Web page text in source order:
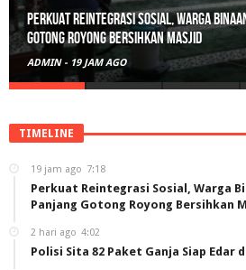
Perkuat Reintegrasi Sosial, Warga
Gotong Royong Bersihkan Masjid
ADMIN - 19 JAM AGO
TIMELINE
19 jam ago 7:18
Perkuat Reintegrasi Sosial, Warga
Panjang Gotong Royong Bersihkan
2 hari ago 4:02
Polisi Sita 82 Paket Ganja Siap Edar